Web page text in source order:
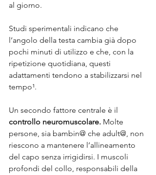
al giorno.
Studi sperimentali indicano che
l’angolo della testa cambia già dopo
pochi minuti di utilizzo e che, con la
ripetizione quotidiana, questi
adattamenti tendono a stabilizzarsi nel
tempo¹.
Un secondo fattore centrale è il
controllo neuromuscolare. Molte
persone, sia bambin@ che adult@, non
riescono a mantenere l’allineamento
del capo senza irrigidirsi. I muscoli
profondi del collo, responsabili della